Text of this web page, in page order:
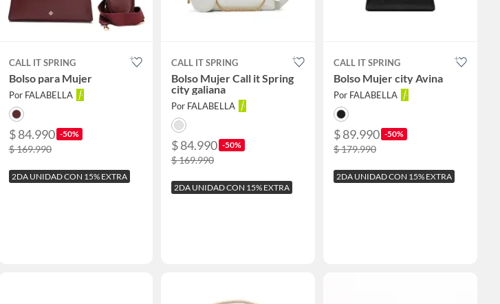
CALL IT SPRING
Bolso para Mujer
Por FALABELLA
$ 84.990 -50%
$ 169.990
2DA UNIDAD CON 15% EXTRA
CALL IT SPRING
Bolso Mujer Call it Spring
city galiana
Por FALABELLA
$ 84.990 -50%
$ 169.990
2DA UNIDAD CON 15% EXTRA
CALL IT SPRING
Bolso Mujer city Avina
Por FALABELLA
$ 89.990 -50%
$ 179.990
2DA UNIDAD CON 15% EXTRA